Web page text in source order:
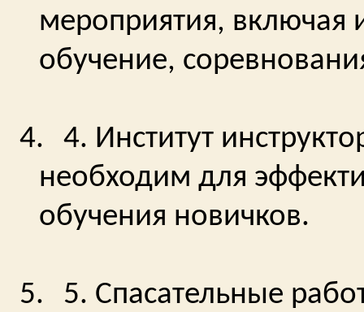
мероприятия, включая
обучение,
4.
4. Институт
необходим для
обучения новичков.
5.
5. Спасательные